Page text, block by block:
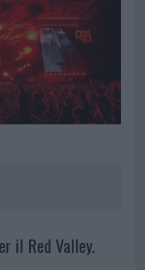
il Red Valley.